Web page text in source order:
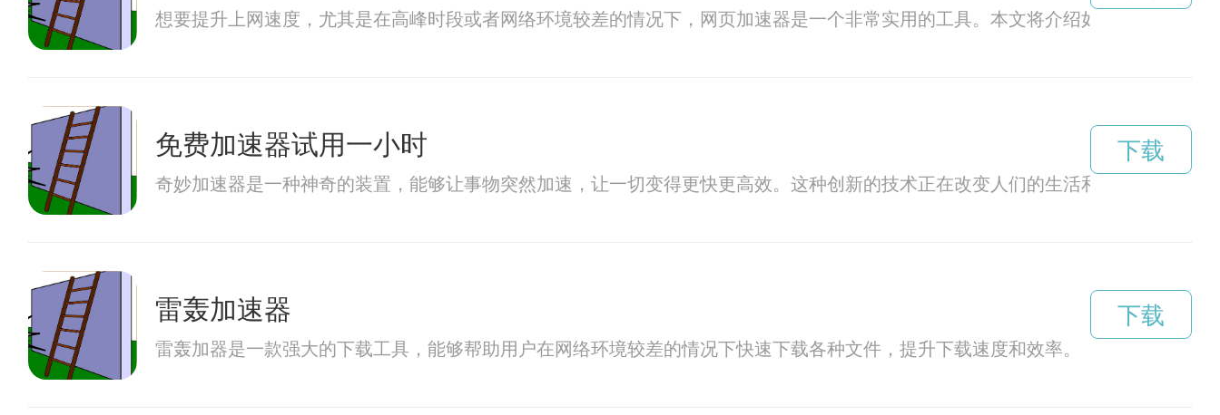
想要提升上网速度，尤其是在高峰时段或者网络环境较差的情况下，网页加速器是一个非常实用的工具。本文将介绍如何下载网页
免费加速器试用一小时
奇妙加速器是一种神奇的装置，能够让事物突然加速，让一切变得更快更高效。这种创新的技术正在改变人们的生活和工作方式。
下载
雷轰加速器
雷轰加器是一款强大的下载工具，能够帮助用户在网络环境较差的情况下快速下载各种文件，提升下载速度和效率。
下载